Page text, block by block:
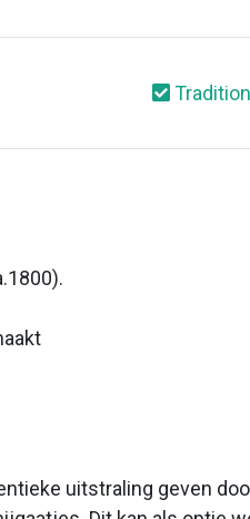
uitstraling geven